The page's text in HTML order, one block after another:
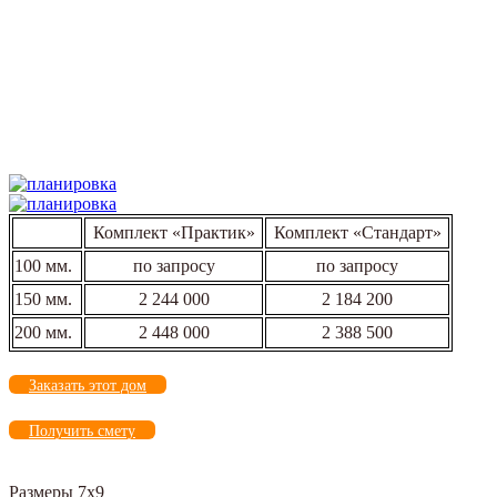
Комплект «Практик»
Комплект «Стандарт»
100 мм.
по запросу
по запросу
150 мм.
2 244 000
2 184 200
200 мм.
2 448 000 2 388 500
Заказать этот дом
Получить смету
Размеры 7х9